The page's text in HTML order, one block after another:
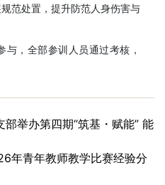
范处置，提升防范人身伤害与
与，全部参训人员通过考核，
举办第四期“筑基・赋能” 能
年青年教师教学比赛经验分